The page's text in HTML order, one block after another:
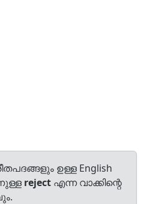
ഉള്ള English
reject എന്ന വാക്കിന്റെ